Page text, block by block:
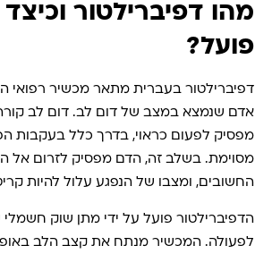
מהו דפיברילטור
פועל?
דפיברילטור בעברית מתאר מכשיר רפואי
אדם שנמצא במצב של דום לב. דום לב
מפסיק לפעום כראוי, בדרך כלל בעקבות
מסוימת. בשלב זה, הדם מפסיק לזרום אל
החשובים, ומצבו של הנפגע עלול להיות
הדפיברילטור פועל על ידי מתן שוק
לפעולה. המכשיר מנתח את קצב הלב באופן